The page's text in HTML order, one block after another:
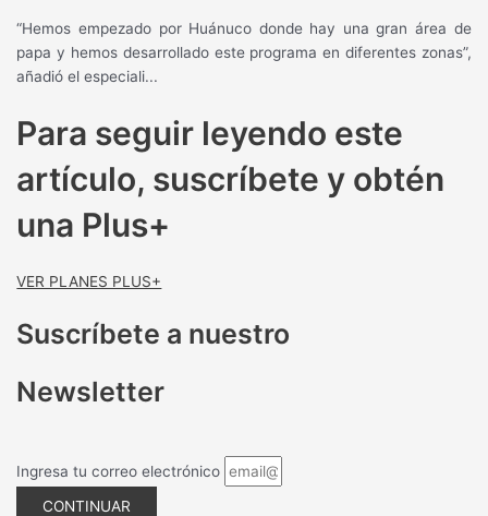
“Hemos empezado por Huánuco donde hay una gran área de
papa y hemos desarrollado este programa en diferentes zonas”,
añadió el especiali...
Para seguir leyendo este
artículo, suscríbete y obtén
una Plus+
VER PLANES PLUS+
Suscríbete a nuestro
Newsletter
Ingresa tu correo electrónico
CONTINUAR